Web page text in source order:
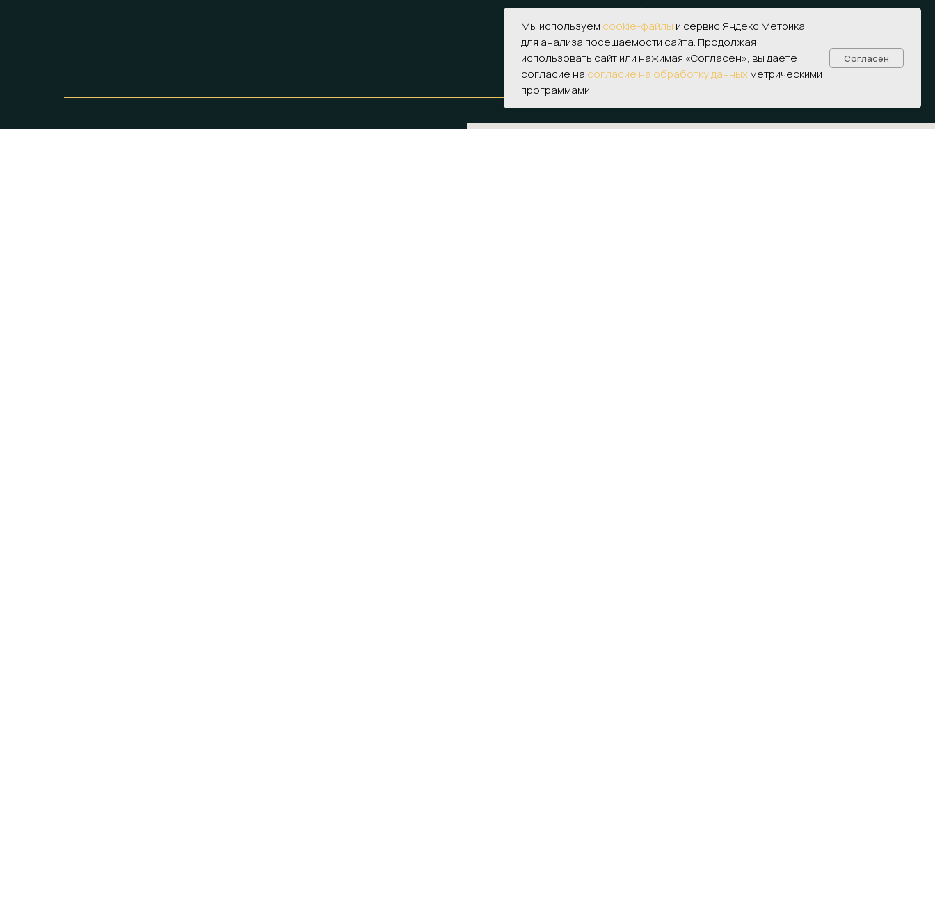
ПОЛУЧИТЬ КОНСУЛЬТАЦИЮ
Мы используем cookie-файлы и сервис Яндекс Метрика
для анализа посещаемости сайта. Продолжая
использовать сайт или нажимая «Согласен», вы даёте
согласие на согласие на обработку данныхметрическими
программами.
Согласен